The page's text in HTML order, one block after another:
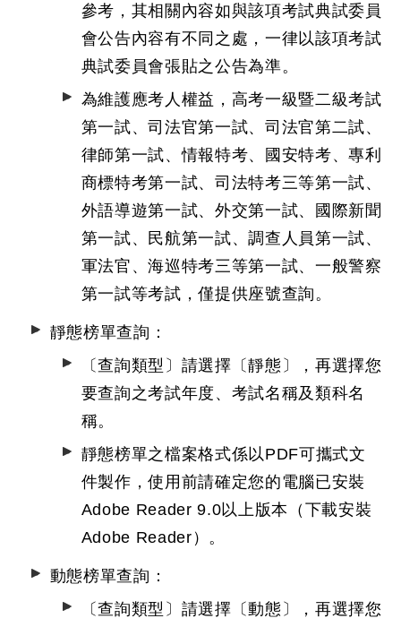
參考，其相關內容如與該項考試典試委員
會公告內容有不同之處，一律以該項考試
典試委員會張貼之公告為準。
為維護應考人權益，高考一級暨二級考試
第一試、司法官第一試、司法官第二試、
律師第一試、情報特考、國安特考、專利
商標特考第一試、司法特考三等第一試、
外語導遊第一試、外交第一試、國際新聞
第一試、民航第一試、調查人員第一試、
軍法官、海巡特考三等第一試、一般警察
第一試等考試，僅提供座號查詢。
靜態榜單查詢：
〔查詢類型〕請選擇〔靜態〕，再選擇您
要查詢之考試年度、考試名稱及類科名
稱。
靜態榜單之檔案格式係以PDF可攜式文
件製作，使用前請確定您的電腦已安裝
Adobe Reader 9.0以上版本（下載安裝
Adobe Reader ）。
動態榜單查詢：
〔查詢類型〕請選擇〔動態〕，再選擇您